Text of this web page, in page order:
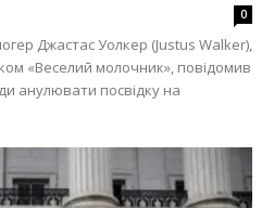
0
Джастас Уолкер (Justus Walker),
«Веселий молочник», повідомив
анулювати посвідку на